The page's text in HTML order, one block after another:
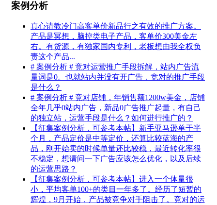
案例分析
真心请教冷门高客单价新品行之有效的推广方案。
产品是冥想，脑控类电子产品，客单价300美金左
右。有货源，有独家国内专利，老板想由我全权负
责这个产品...
# 案例分析 # 竞对运营推广手段拆解，站内广告流
量词是0。也就站内并没有开广告，竞对的推广手段
是什么？
# 案例分析 # 竞对店铺，年销售额1200w美金，店铺
全年几乎0站内广告，新品0广告推广起量，有自己
的独立站，运营手段是什么？如何进行推广的？
【征集案例分析，可参考本帖】新手亚马逊单干半
个月，产品定价是中等定价，还算比较蓝海的产
品，刚开始卖的时候单量还比较稳，最近转化率很
不稳定，想请问一下广告应该怎么优化，以及后续
的运营思路？
【征集案例分析，可参考本帖】进入一个体量很
小，平均客单100+的类目一年多了。经历了短暂的
辉煌，9月开始，产品被竞争对手阻击了。竞对的运